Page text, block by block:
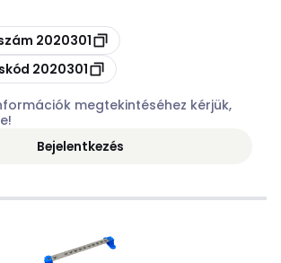
2020301
2020301
megtekintéséhez kérjük,
Bejelentkezés